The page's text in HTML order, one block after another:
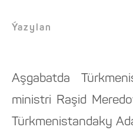
Ýazylan
Aşgabatda
ministri Raşid
Türkmenistandaky